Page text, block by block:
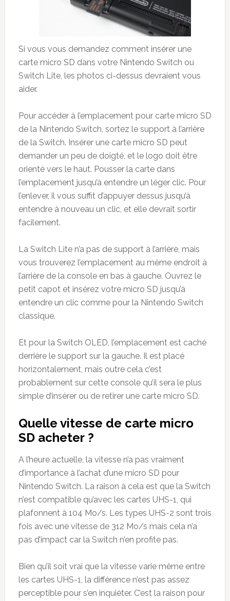
Si vous vous demandez comment insérer une
carte micro SD dans votre Nintendo Switch ou
Switch Lite, les photos ci-dessus devraient vous
aider.
Pour accéder à l’emplacement pour carte micro SD
de la Nintendo Switch, sortez le support à l’arrière
de la Switch. Insérer une carte micro SD peut
demander un peu de doigté, et le logo doit être
orienté vers le haut. Pousser la carte dans
l’emplacement jusqu’à entendre un léger clic. Pour
l’enlever, il vous suffit d’appuyer dessus jusqu’à
entendre à nouveau un clic, et elle devrait sortir
facilement.
La Switch Lite n’a pas de support à l’arrière, mais
vous trouverez l’emplacement au même endroit à
l’arrière de la console en bas à gauche. Ouvrez le
petit capot et insérez votre micro SD jusqu’à
entendre un clic comme pour la Nintendo Switch
classique.
Et pour la Switch OLED, l’emplacement est caché
derrière le support sur la gauche. Il est placé
horizontalement, mais outre cela c’est
probablement sur cette console qu’il sera le plus
simple d’insérer ou de retirer une carte micro SD.
Quelle vitesse de carte micro
SD acheter ?
A l’heure actuelle, la vitesse n’a pas vraiment
d’importance à l’achat d’une micro SD pour
Nintendo Switch. La raison à cela est que la Switch
n’est compatible qu’avec les cartes UHS-1, qui
plafonnent à 104 Mo/s. Les types UHS-2 sont trois
fois avec une vitesse de 312 Mo/s mais cela n’a
pas d’impact car la Switch n’en profite pas.
Bien qu’il soit vrai que la vitesse varie même entre
les cartes UHS-1, la différence n’est pas assez
perceptible pour s’en inquiéter. C’est la raison pour